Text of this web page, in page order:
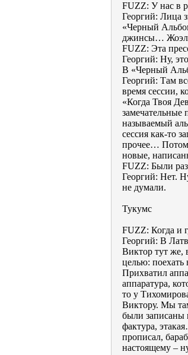
FUZZ: У нас в
Георгий: Лица
«Черный
джинсы…
FUZZ: Эта
Георгий: Ну,
В «Черный
Георгий: Там
время сессии,
«Когда Твоя
замечательные
называемый
сессия как-то
прочее… Потом
новые,
FUZZ: Были
Георгий: Нет.
не думали.
Тукумс
FUZZ: Когда и
Георгий: В
Виктор тут же,
целью:
Прихватил
аппаратура,
то у
Виктору. Мы
были записаны
фактура,
прописал,
настоящему –